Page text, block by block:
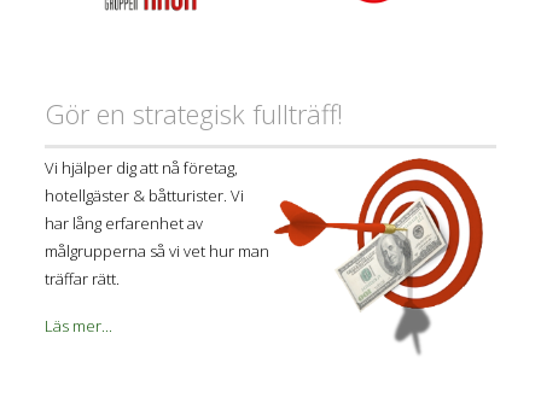
Gör en strategisk fullträff!
Vi hjälper dig att nå företag,
hotellgäster & båtturister. Vi
har lång erfarenhet av
målgrupperna så vi vet hur man
träffar rätt.
Läs mer...